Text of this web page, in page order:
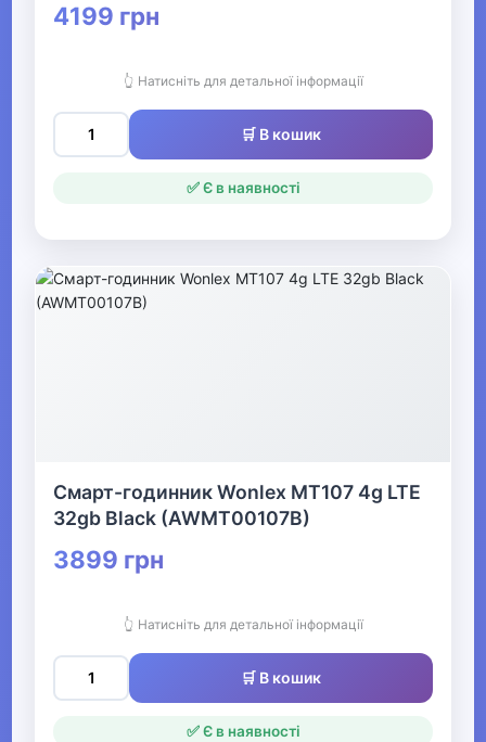
Для найменших
▶
Іграшки для малюків,
розвиток, розваги
Купання та гігієна
підставки
Дитячі підставки-сходинки
для ванни та туалету
4199 грн
👆 Натисніть для детальної інформації
🛒 В кошик
✅ Є в наявності
Смарт-годинник Wonlex MT107 4g LTE
32gb Black (AWMT00107B)
3899 грн
👆 Натисніть для детальної інформації
🛒 В кошик
✅ Є в наявності